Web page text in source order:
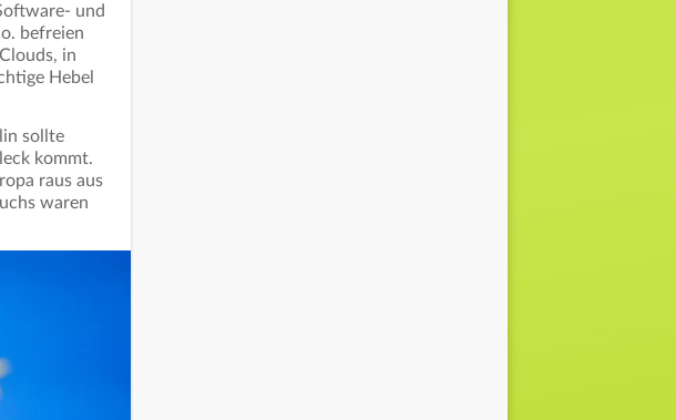
und
befreien
in
Hebel
sollte
kommt.
raus aus
waren